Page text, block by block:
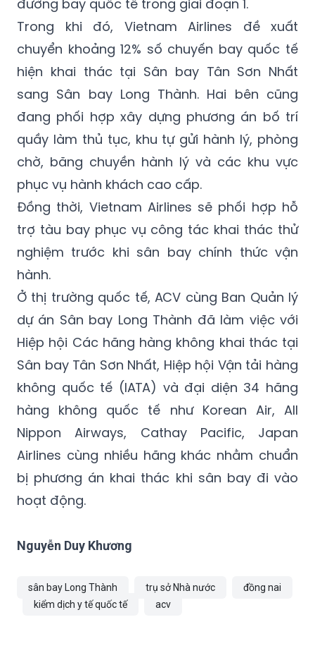
đường bay quốc tế trong giai đoạn 1.
Trong khi đó, Vietnam Airlines đề xuất
chuyển khoảng 12% số chuyến bay quốc tế
hiện khai thác tại Sân bay Tân Sơn Nhất
sang Sân bay Long Thành. Hai bên cũng
đang phối hợp xây dựng phương án bố trí
quầy làm thủ tục, khu tự gửi hành lý, phòng
chờ, băng chuyền hành lý và các khu vực
phục vụ hành khách cao cấp.
Đồng thời, Vietnam Airlines sẽ phối hợp hỗ
trợ tàu bay phục vụ công tác khai thác thử
nghiệm trước khi sân bay chính thức vận
hành.
Ở thị trường quốc tế, ACV cùng Ban Quản lý
dự án Sân bay Long Thành đã làm việc với
Hiệp hội Các hãng hàng không khai thác tại
Sân bay Tân Sơn Nhất, Hiệp hội Vận tải hàng
không quốc tế (IATA) và đại diện 34 hãng
hàng không quốc tế như Korean Air, All
Nippon Airways, Cathay Pacific, Japan
Airlines cùng nhiều hãng khác nhằm chuẩn
bị phương án khai thác khi sân bay đi vào
hoạt động.
Nguyễn Duy Khương
sân bay Long Thành trụ sở Nhà nước
đồng nai
kiểm dịch y tế quốc tế
acv